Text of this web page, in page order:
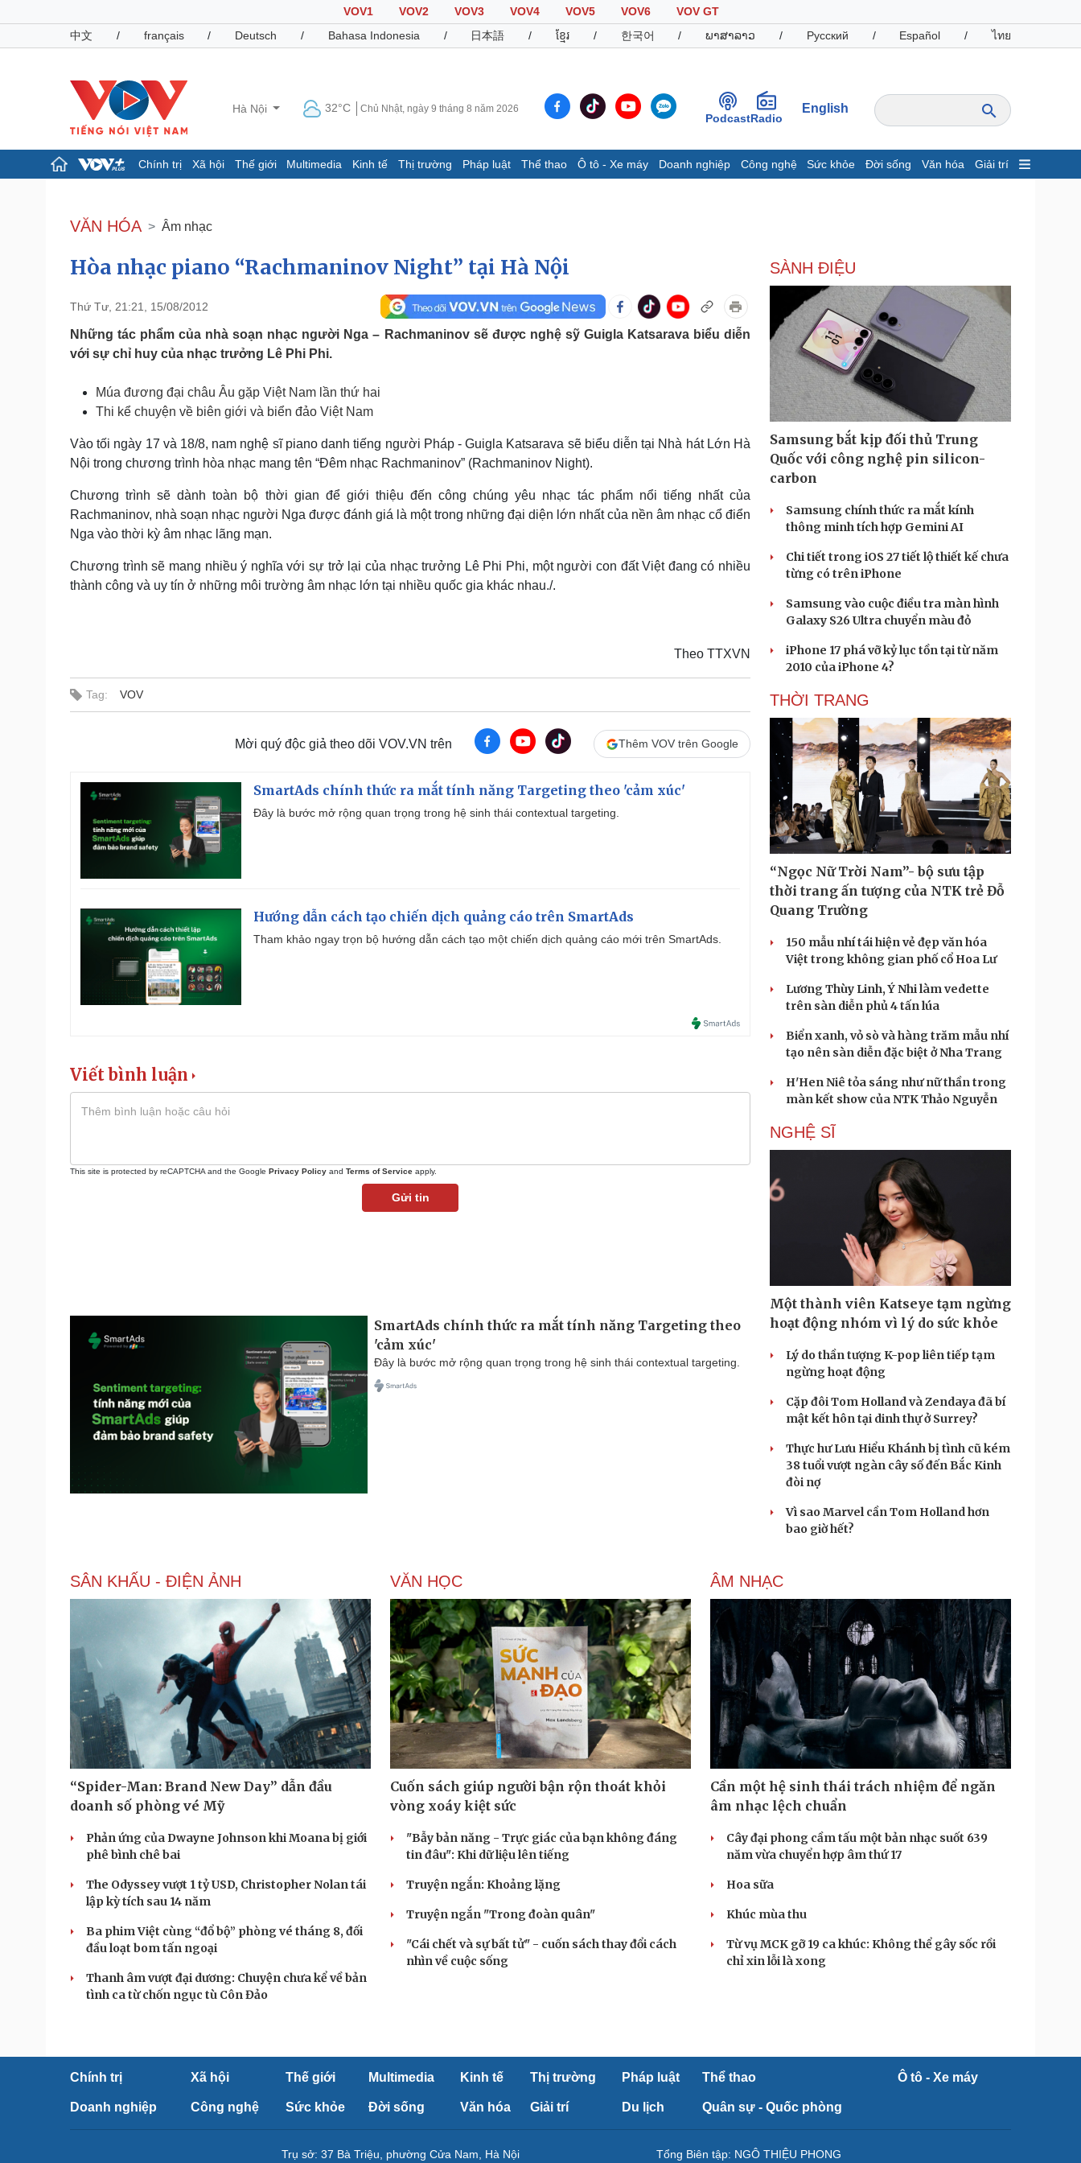
VOV1 VOV2 VOV3 VOV4 VOV5 VOV6
VOV GT
中文
/ français / Deutsch / Bahasa Indonesia / 日本語 / ខ្មែរ / 한국어 / ພາສາລາວ / Русский / Español / ไทย
Hà Nội 32°C Chủ Nhật, ngày 9 tháng 8 năm 2026
PodcastRadio
English
Chính trị Xã hội Thế giới Multimedia Kinh tế Thị trường Pháp luật Thể thao Ô tô - Xe máy Doanh nghiệp Công nghệ Sức khỏe Đời sống Văn hóa Giải trí
Đảng
Tổ chức nhân sự
Nhận diện sự thật
Dấu ấn VOV
Infographic
Giá cà phê
Pháp luật
Vụ án
Tư vấn luật
Quân sự - Quốc phòng
Vũ khí
Phân tích
Thể thao
Ô tô - Xe máy
Doanh nghiệp
Thông tin doanh nghiệp
Doanh nghiệp 24h
Doanh nhân
Vì cộng đồng
Công nghệ
Sành điệu
Tin Công nghệ
Trải nghiệm
Chuyển đổi số
Sức khỏe
Dinh dưỡng - món ngon
Sản phụ khoa
Nhi khoa
Nam khoa
Phòng mạch online
Ăn sạch sống khỏe
Đời sống
Nhà đẹp
Tình yêu - Gia đình
Văn hóa
Sân khấu - Điện ảnh
Âm nhạc
Di sản
Giải trí
Nghệ sĩ
Sao Việt
Du lịch
check-in
Podcast
Câu chuyện thời sự
Cửa sổ tình yêu
Kể chuyện cho bé
Hạt giống tâm hồn
VĂN HÓA Âm nhạc
Hòa nhạc piano “Rachmaninov Night” tại Hà Nội
Thứ Tư, 21:21, 15/08/2012
Những tác phẩm của nhà soạn nhạc người Nga – Rachmaninov sẽ được nghệ sỹ Guigla Katsarava biểu diễn
với sự chỉ huy của nhạc trưởng Lê Phi Phi.
Múa đương đại châu Âu gặp Việt Nam lần thứ hai
Thi kể chuyện về biên giới và biển đảo Việt Nam
Vào tối ngày 17 và 18/8, nam nghệ sĩ piano danh tiếng người Pháp - Guigla Katsarava sẽ biểu diễn tại Nhà hát Lớn Hà
Nội trong chương trình hòa nhạc mang tên “Đêm nhạc Rachmaninov” (Rachmaninov Night).
Chương trình sẽ dành toàn bộ thời gian để giới thiệu đến công chúng yêu nhạc tác phẩm nổi tiếng nhất của
Rachmaninov, nhà soạn nhạc người Nga được đánh giá là một trong những đại diện lớn nhất của nền âm nhạc cổ điển
Nga vào thời kỳ âm nhạc lãng mạn.
Chương trình sẽ mang nhiều ý nghĩa với sự trở lại của nhạc trưởng Lê Phi Phi, một người con đất Việt đang có nhiều
thành công và uy tín ở những môi trường âm nhạc lớn tại nhiều quốc gia khác nhau./.
Theo TTXVN
Tag: VOV
Mời quý độc giả theo dõi VOV.VN trên Thêm VOV trên Google
SmartAds chính thức ra mắt tính năng Targeting theo 'cảm xúc'
Đây là bước mở rộng quan trọng trong hệ sinh thái contextual targeting.
Hướng dẫn cách tạo chiến dịch quảng cáo trên SmartAds
Tham khảo ngay trọn bộ hướng dẫn cách tạo một chiến dịch quảng cáo mới trên SmartAds.
Viết bình luận
This site is protected by reCAPTCHA and the Google Privacy Policy and Terms of Service apply.
Gửi tin
SmartAds chính thức ra mắt tính năng Targeting theo
'cảm xúc'
Đây là bước mở rộng quan trọng trong hệ sinh thái contextual targeting.
SÀNH ĐIỆU
Samsung bắt kịp đối thủ Trung
Quốc với công nghệ pin silicon-
carbon
Samsung chính thức ra mắt kính
thông minh tích hợp Gemini AI
Chi tiết trong iOS 27 tiết lộ thiết kế chưa
từng có trên iPhone
Samsung vào cuộc điều tra màn hình
Galaxy S26 Ultra chuyển màu đỏ
iPhone 17 phá vỡ kỷ lục tồn tại từ năm
2010 của iPhone 4?
THỜI TRANG
“Ngọc Nữ Trời Nam”- bộ sưu tập
thời trang ấn tượng của NTK trẻ Đỗ
Quang Trường
150 mẫu nhí tái hiện vẻ đẹp văn hóa
Việt trong không gian phố cổ Hoa Lư
Lương Thùy Linh, Ý Nhi làm vedette
trên sàn diễn phủ 4 tấn lúa
Biển xanh, vỏ sò và hàng trăm mẫu nhí
tạo nên sàn diễn đặc biệt ở Nha Trang
H'Hen Niê tỏa sáng như nữ thần trong
màn kết show của NTK Thảo Nguyễn
NGHỆ SĨ
Một thành viên Katseye tạm ngừng
hoạt động nhóm vì lý do sức khỏe
Lý do thần tượng K-pop liên tiếp tạm
ngừng hoạt động
Cặp đôi Tom Holland và Zendaya đã bí
mật kết hôn tại dinh thự ở Surrey?
Thực hư Lưu Hiểu Khánh bị tình cũ kém
38 tuổi vượt ngàn cây số đến Bắc Kinh
đòi nợ
Vì sao Marvel cần Tom Holland hơn
bao giờ hết?
SÂN KHẤU - ĐIỆN ẢNH
“Spider-Man: Brand New Day” dẫn đầu
doanh số phòng vé Mỹ
Phản ứng của Dwayne Johnson khi Moana bị giới
phê bình chê bai
The Odyssey vượt 1 tỷ USD, Christopher Nolan tái
lập kỳ tích sau 14 năm
Ba phim Việt cùng “đổ bộ” phòng vé tháng 8, đối
đầu loạt bom tấn ngoại
Thanh âm vượt đại dương: Chuyện chưa kể về bản
tình ca từ chốn ngục tù Côn Đảo
VĂN HỌC
Cuốn sách giúp người bận rộn thoát khỏi
vòng xoáy kiệt sức
"Bẫy bản năng - Trực giác của bạn không đáng
tin đâu": Khi dữ liệu lên tiếng
Truyện ngắn: Khoảng lặng
Truyện ngắn "Trong đoàn quân"
"Cái chết và sự bất tử" - cuốn sách thay đổi cách
nhìn về cuộc sống
ÂM NHẠC
Cần một hệ sinh thái trách nhiệm để ngăn
âm nhạc lệch chuẩn
Cây đại phong cầm tấu một bản nhạc suốt 639
năm vừa chuyển hợp âm thứ 17
Hoa sữa
Khúc mùa thu
Từ vụ MCK gỡ 19 ca khúc: Không thể gây sốc rồi
chỉ xin lỗi là xong
Chính trị Xã hội Thế giới Multimedia Kinh tế Thị trường Pháp luật Thể thao Ô tô - Xe máy
Doanh nghiệp Công nghệ Sức khỏe Đời sống Văn hóa Giải trí Du lịch Quân sự - Quốc phòng
Trụ sở: 37 Bà Triệu, phường Cửa Nam, Hà Nội Tổng Biên tập: NGÔ THIỆU PHONG